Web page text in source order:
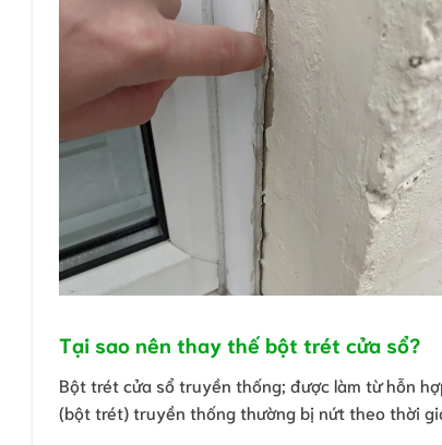
Tại sao nên thay thế bột trét cửa sổ?
Bột trét cửa sổ truyền thống; được làm từ hỗn
(bột trét) truyền thống thường bị nứt theo thời